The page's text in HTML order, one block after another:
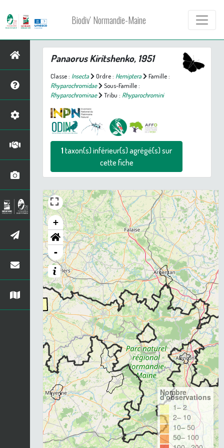
Biodiv' Normandie-Maine
PanaorusKiritshenko, 1951
Classe : Insecta Ordre : Hemiptera
Famille :
Rhyparochromidae
Sous-Famille :
Rhyparochrominae
Tribu : Rhyparochromini
1taxon(s) inférieur(s) agrégé(s) sur
cette fiche
+
-
Nombre
d'observations
1– 2
2– 10
10– 50
50– 100